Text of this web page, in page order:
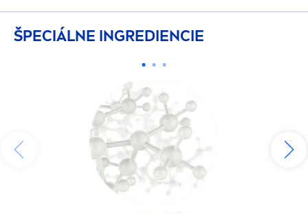
ŠPECIÁLNE INGREDIENCIE